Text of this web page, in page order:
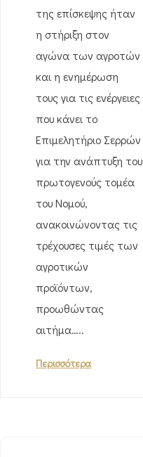
της επίσκεψης ήταν
η στήριξη στον
αγώνα των αγροτών
και η ενημέρωση
τους για τις ενέργειες
που κάνει το
Επιμελητήριο Σερρών
για την ανάπτυξη του
πρωτογενούς τομέα
του Νομού,
ανακοινώνοντας τις
τρέχουσες τιμές των
αγροτικών
προϊόντων,
προωθώντας
αιτήμα…..
Περισσότερα